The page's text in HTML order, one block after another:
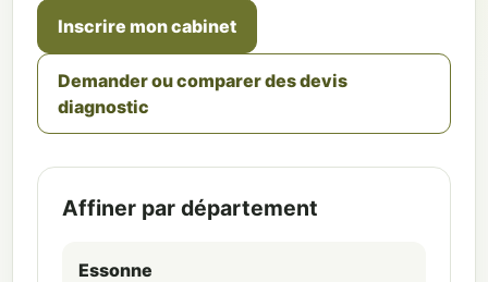
Inscrire mon cabinet
Demander ou comparer des devis
diagnostic
Affiner par département
Essonne